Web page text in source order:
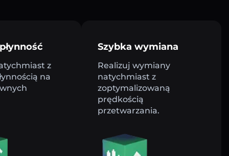
z
na
Szybka wymiana
Realizuj wymiany
natychmiast z
zoptymalizowaną
prędkością
przetwarzania.